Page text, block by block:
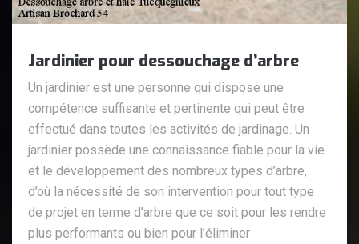
Jardinier pour dessouchage d’arbre
Un jardinier est une personne qui dispose une
compétence suffisante et pertinente qui peut être
effectué dans toutes les activités de jardinage. Un
jardinier possède une connaissance fiable pour la vie
et le développement des nombreux types d’arbre,
d’où la nécessité de son intervention pour tout type
de projet en terme d’arbre que ce soit pour les rendre
plus performants ou bien pour l’éliminer